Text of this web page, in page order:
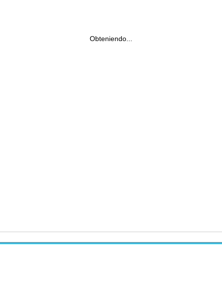
Obteniendo...